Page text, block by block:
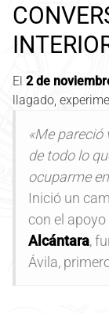
El 2 de
llagado,
«Me pareció
de todo lo
ocuparme
Inició un
con el
Alcántara,
Ávila,